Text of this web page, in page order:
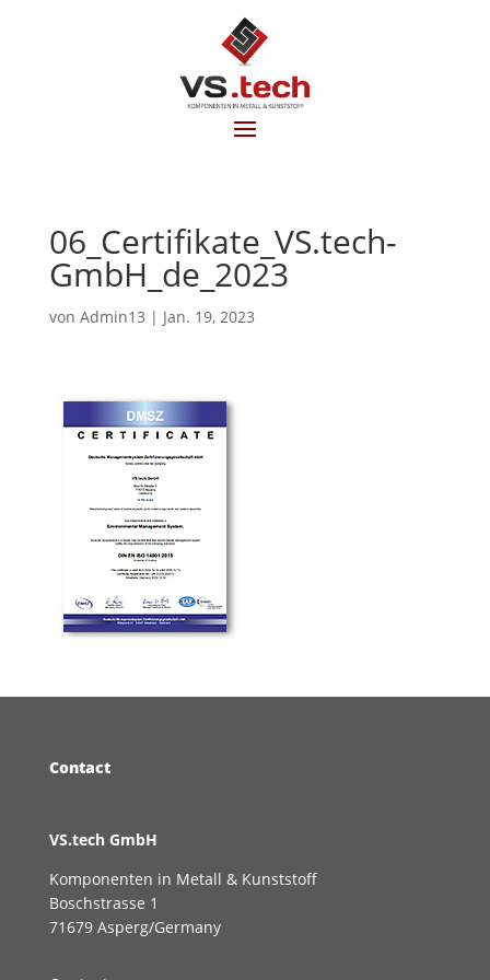
06_Certifikate_VS.tech-
GmbH_de_2023
von Admin13 | Jan. 19, 2023
Contact
VS.tech GmbH
Komponenten in Metall & Kunststoff
Boschstrasse 1
71679 Asperg/Germany